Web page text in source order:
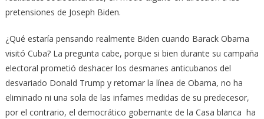
pretensiones de Joseph Biden.
¿Qué estaría pensando realmente Biden cuando Barack Obama
visitó Cuba? La pregunta cabe, porque si bien durante su campaña
electoral prometió deshacer los desmanes anticubanos del
desvariado Donald Trump y retomar la línea de Obama, no ha
eliminado ni una sola de las infames medidas de su predecesor,
por el contrario, el democrático gobernante de la Casa blanca ha